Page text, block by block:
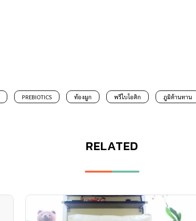
PREBIOTICS ท้องผูก พรีไบโอติก ภูมิต้านทาน
RELATED